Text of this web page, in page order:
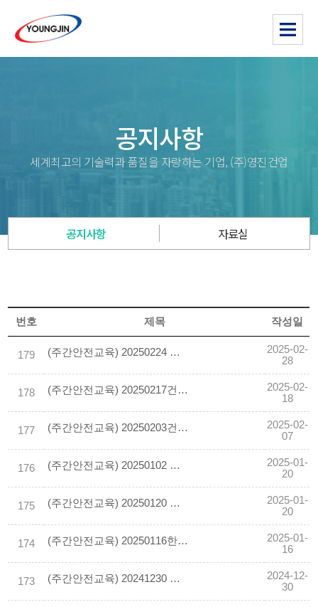
공지사항
세계최고의 기술력과 품질을 자랑하는 기업, (주)영진건업
공지사항 자료실
번호 제목 작성일
179 (주간안전교육) 20250224 배관설치 작업 중 이동식비계 전도되어 떨어짐
2025-02-
28
178 (주간안전교육) 20250217건설현장을 위한 산업안전보건법령 요지
2025-02-
18
177 (주간안전교육) 20250203건설현장 사망사고 핵심 안전수칙
2025-02-
07
176 (주간안전교육) 20250102 공사수주 및 안전기원제
2025-01-
20
175 (주간안전교육) 20250120 미세먼지로 인한 건강장해 예방가이드
2025-01-
20
174 (주간안전교육) 20250116한랭질환예방가이드
2025-01-
16
173 (주간안전교육) 20241230 겨울철 한파로 인한 한랭질환 가이드
2024-12-
30